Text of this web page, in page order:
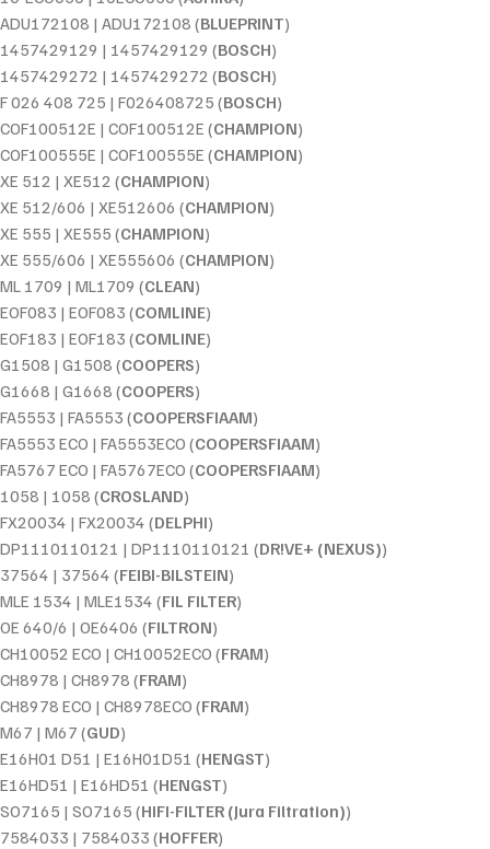
ADU172108 | ADU172108 (BLUEPRINT)
1457429129 | 1457429129 (BOSCH)
1457429272 | 1457429272 (BOSCH)
F 026 408 725 | F026408725 (BOSCH)
COF100512E | COF100512E (CHAMPION)
COF100555E | COF100555E (CHAMPION)
XE 512 | XE512 (CHAMPION)
XE 512/606 | XE512606 (CHAMPION)
XE 555 | XE555 (CHAMPION)
XE 555/606 | XE555606 (CHAMPION)
ML 1709 | ML1709 (CLEAN)
EOF083 | EOF083 (COMLINE)
EOF183 | EOF183 (COMLINE)
G1508 | G1508 (COOPERS)
G1668 | G1668 (COOPERS)
FA5553 | FA5553 (COOPERSFIAAM)
FA5553 ECO | FA5553ECO (COOPERSFIAAM)
FA5767 ECO | FA5767ECO (COOPERSFIAAM)
1058 | 1058 (CROSLAND)
FX20034 | FX20034 (DELPHI)
DP1110110121 | DP1110110121 (DR!VE+ (NEXUS))
37564 | 37564 (FEIBI-BILSTEIN)
MLE 1534 | MLE1534 (FIL FILTER)
OE 640/6 | OE6406 (FILTRON)
CH10052 ECO | CH10052ECO (FRAM)
CH8978 | CH8978 (FRAM)
CH8978 ECO | CH8978ECO (FRAM)
M67 | M67 (GUD)
E16H01 D51 | E16H01D51 (HENGST)
E16HD51 | E16HD51 (HENGST)
SO7165 | SO7165 (HIFI-FILTER (Jura Filtration))
7584033 | 7584033 (HOFFER)